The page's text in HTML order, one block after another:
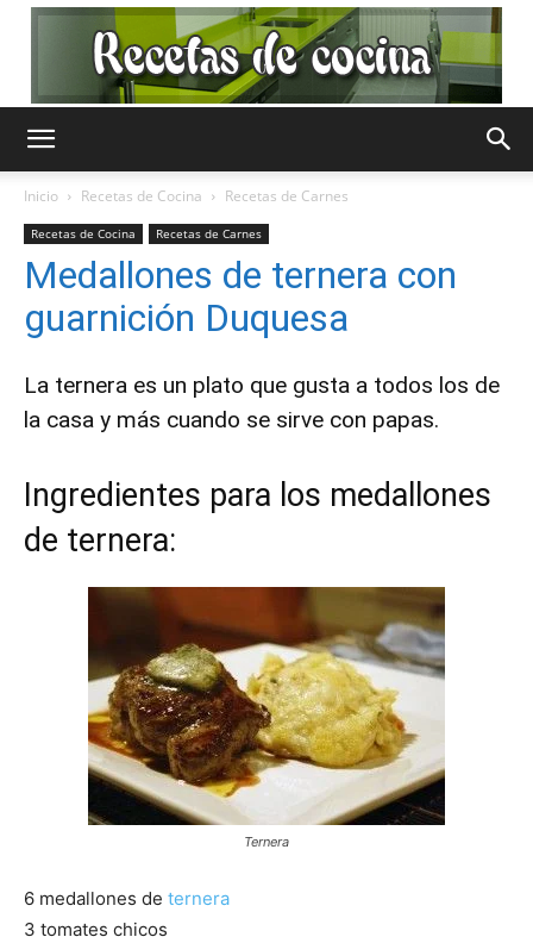
de
Gratis
|
Receta
Cocina
Inicio Recetas de Cocina Recetas de Carnes
Recetas de Cocina Recetas de Carnes
Medallones de ternera con
guarnición Duquesa
La ternera es un plato que gusta a todos los de
la casa y más cuando se sirve con papas.
Ingredientes para los medallones
de ternera:
Ternera
6 medallones de ternera
3 tomates chicos